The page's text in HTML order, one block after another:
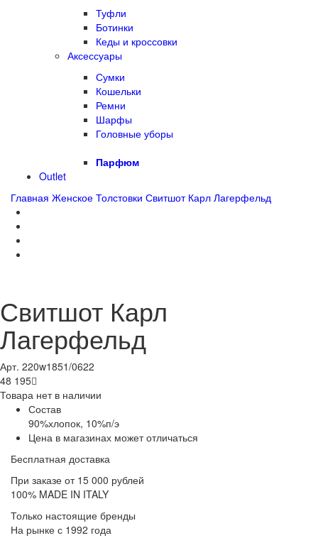
Туфли
Ботинки
Кеды и кроссовки
Аксессуары
Сумки
Кошельки
Ремни
Шарфы
Головные уборы
Парфюм
Outlet
Главная Женское Толстовки Свитшот Карл Лагерфельд
Свитшот Карл
Лагерфельд
Арт. 220w1851/0622
48 195
Товара нет в наличии
Состав
90%хлопок, 10%п/э
Цена в магазинах может отличаться
Бесплатная доставка
При заказе от 15 000 рублей
100% MADE IN ITALY
Только настоящие бренды
На рынке с 1992 года